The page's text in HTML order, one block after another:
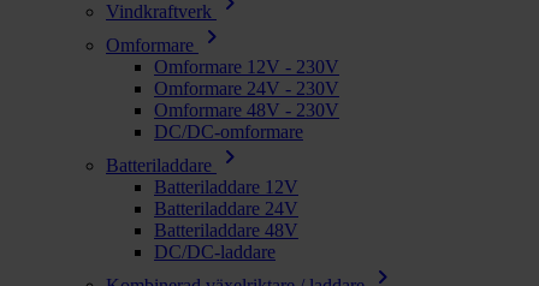
Vindkraftverk
Omformare chevron_right
Omformare 12V - 230V
Omformare 24V - 230V
Omformare 48V - 230V
DC/DC-omformare
Batteriladdare
chevron_right
Batteriladdare 12V
Batteriladdare 24V
Batteriladdare 48V
DC/DC-laddare
chevron_right